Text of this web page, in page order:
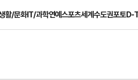
활/문화IT/과학연예스포츠세계수도권포토D-